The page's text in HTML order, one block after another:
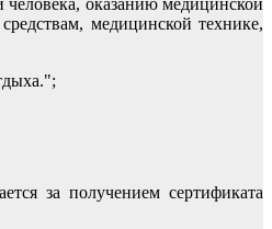
оказанию медицинской
медицинской технике,
за получением сертификата